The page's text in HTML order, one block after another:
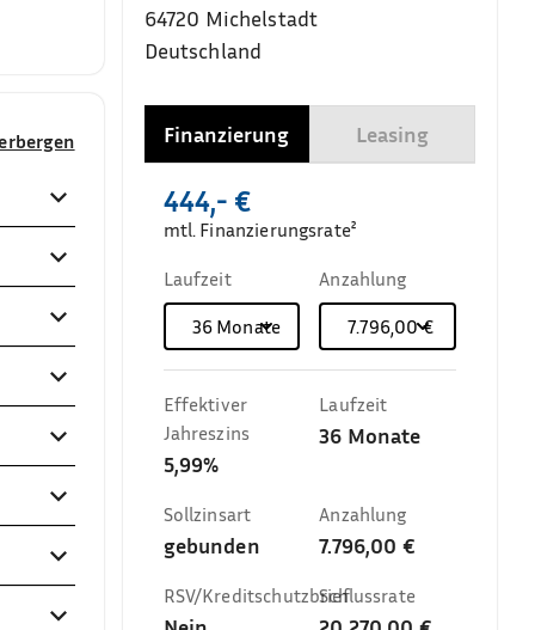
64720 Michelstadt
Deutschland
Finanzierung Leasing
444,- €
mtl. Finanzierungsrate²
Laufzeit
36Monate
Anzahlung
7.796,00 €
Effektiver
Jahreszins
5,99%
Laufzeit
36 Monate
Sollzinsart
gebunden
Anzahlung
7.796,00 €
RSV/KreditschutzbriefSchlussrate